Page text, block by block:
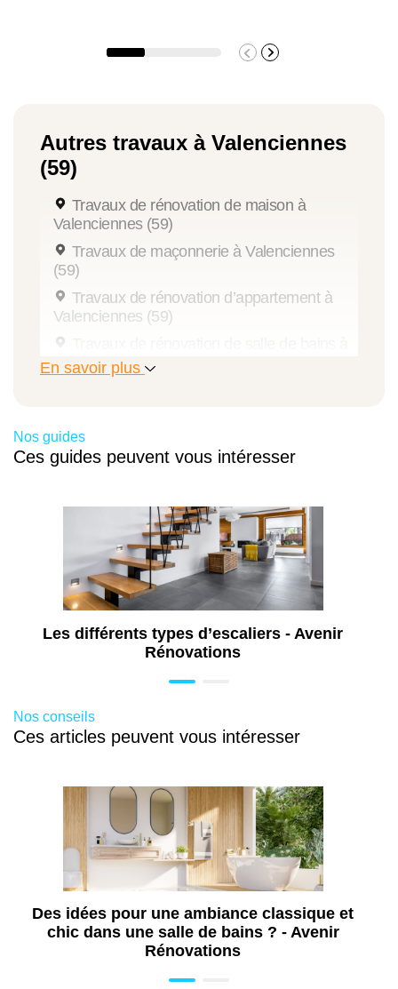
Autres travaux à Valenciennes
(59)
Travaux de rénovation de maison à
Valenciennes (59)
Travaux de maçonnerie à Valenciennes
(59)
Travaux de rénovation d’appartement à
Valenciennes (59)
Valenciennes (59)
Valenciennes (59)
Travaux de pose de menuiseries à
Travaux de rénovation de cuisine à
Valenciennes (59)
Aménagement de combles à Valenciennes
(59)
Travaux d'isolation à Valenciennes (59)
Ravalement de façade à Valenciennes
En savoir plus
Nos guides
Ces guides peuvent vous intéresser
Les différents types d’escaliers - Avenir
Rénovations
Nos conseils
Ces articles peuvent vous intéresser
Des idées pour une ambiance classique et
chic dans une salle de bains ? - Avenir
Rénovations